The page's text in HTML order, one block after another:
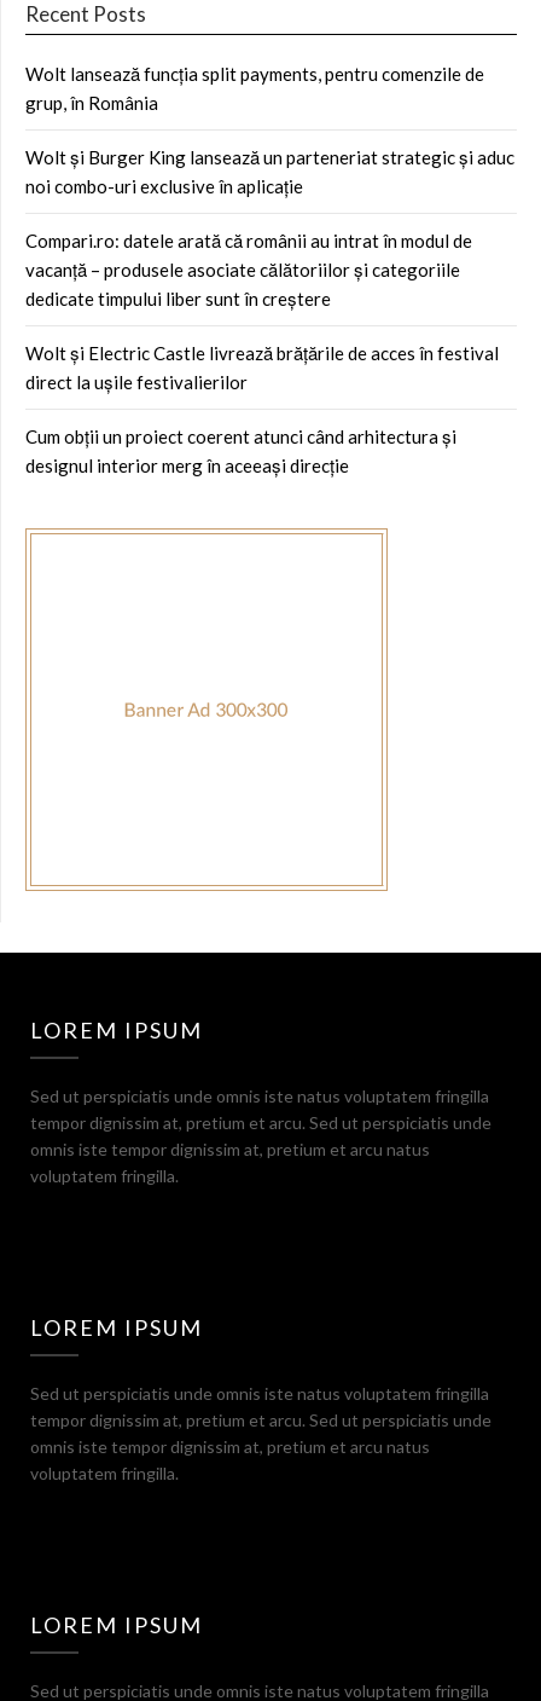
Recent Posts
Wolt lansează funcția split payments, pentru comenzile de
grup, în România
Wolt și Burger King lansează un parteneriat strategic și aduc
noi combo-uri exclusive în aplicație
Compari.ro: datele arată că românii au intrat în modul de
vacanță – produsele asociate călătoriilor și categoriile
dedicate timpului liber sunt în creștere
Wolt și Electric Castle livrează brățările de acces în festival
direct la ușile festivalierilor
Cum obții un proiect coerent atunci când arhitectura și
designul interior merg în aceeași direcție
LOREM IPSUM
Sed ut perspiciatis unde omnis iste natus voluptatem fringilla
tempor dignissim at, pretium et arcu. Sed ut perspiciatis unde
omnis iste tempor dignissim at, pretium et arcu natus
voluptatem fringilla.
LOREM IPSUM
Sed ut perspiciatis unde omnis iste natus voluptatem fringilla
tempor dignissim at, pretium et arcu. Sed ut perspiciatis unde
omnis iste tempor dignissim at, pretium et arcu natus
voluptatem fringilla.
LOREM IPSUM
Sed ut perspiciatis unde omnis iste natus voluptatem fringilla